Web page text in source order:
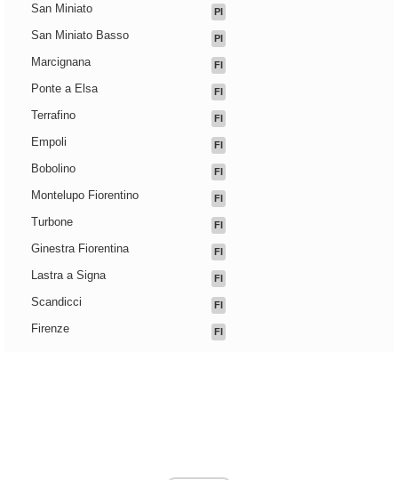
San Miniato PI
San Miniato Basso PI
Marcignana FI
Ponte a Elsa FI
Terrafino FI
Empoli FI
Bobolino FI
Montelupo Fiorentino FI
Turbone FI
Ginestra Fiorentina FI
Lastra a Signa FI
Scandicci FI
Firenze FI